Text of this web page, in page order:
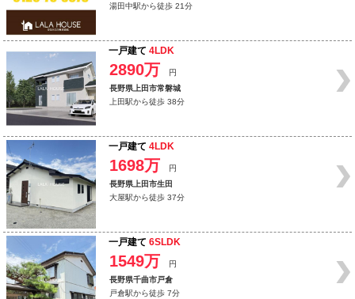
湯田中駅から徒歩 21分
一戸建て 4LDK
2890万
円
長野県上田市常磐城
上田駅から徒歩 38分
一戸建て 4LDK
1698万
円
長野県上田市生田
大屋駅から徒歩 37分
一戸建て 6SLDK
1549万
円
長野県千曲市戸倉
戸倉駅から徒歩 7分